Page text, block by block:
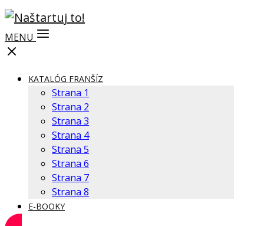
MENU
KATALÓG FRANŠÍZ
Strana 1
Strana 2
Strana 3
Strana 4
Strana 5
Strana 6
Strana 7
Strana 8
E-BOOKY